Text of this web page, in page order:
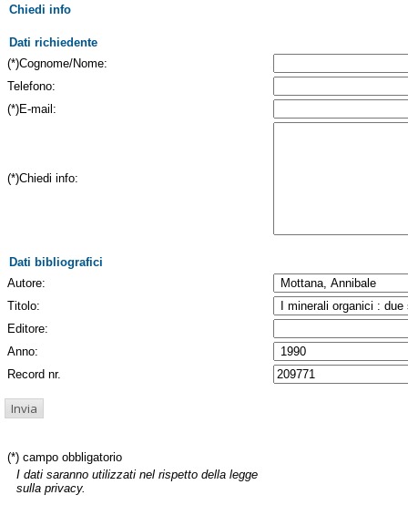
Chiedi info
Dati richiedente
(*)Cognome/Nome:
Telefono:
(*)E-mail:
(*)Chiedi info:
Dati bibliografici
Autore:
Titolo:
Editore:
Anno:
Record nr.
(*) campo obbligatorio
I dati saranno utilizzati nel rispetto della legge
sulla privacy.